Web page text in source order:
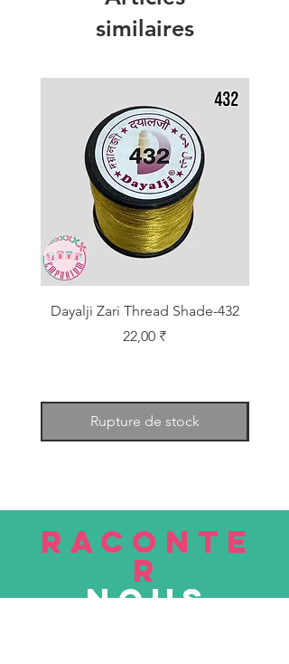
similaires
Dayalji Zari Thread Shade-432
Prix
22,00 ₹
Rupture de stock
RACONTE
R
nous